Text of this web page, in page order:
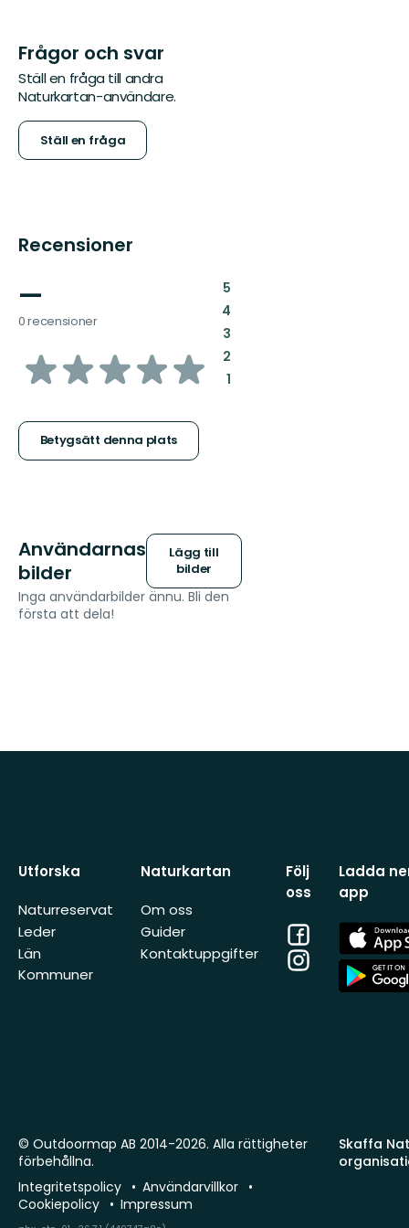
Frågor och svar
Ställ en fråga till andra
Naturkartan-användare.
Ställ en fråga
Recensioner
—
0 recensioner
av
stjärnor
Betygsätt denna plats
5:
4:
3:
2:
1:
Användarnas
bilder
Lägg till
bilder
Inga användarbilder ännu. Bli den
första att dela!
Utforska
Naturreservat
Leder
Län
Kommuner
Naturkartan
Om oss
Guider
Kontaktuppgifter
Följ
oss
Facebook
Instagram
Ladda
app
App
Store
App
Store
Skaffa
© Outdoormap AB 2014-2026. Alla rättigheter
förbehållna.
Integritetspolicy
Användarvillkor
Cookiepolicy
Impressum